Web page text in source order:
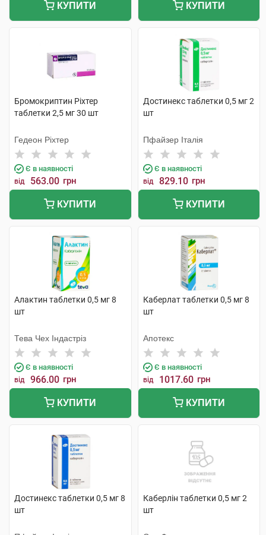
КУПИТИ КУПИТИ
Бромокриптин Ріхтер
таблетки 2,5 мг 30 шт
Гедеон Ріхтер
Є в наявності
від 563.00 грн
КУПИТИ
Достинекс таблетки 0,5 мг 2
шт
Пфайзер Італія
Є в наявності
від 829.10 грн
КУПИТИ
Алактин таблетки 0,5 мг 8
шт
Тева Чех Індастріз
Є в наявності
від 966.00 грн
КУПИТИ
Каберлат таблетки 0,5 мг 8
шт
Апотекс
Є в наявності
від 1017.60 грн
КУПИТИ
Достинекс таблетки 0,5 мг 8
шт
Каберлін таблетки 0,5 мг 2
шт